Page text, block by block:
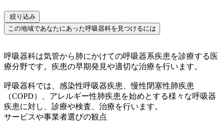
絞り込み
この地域であなたにあった呼吸器科を見つけるには
呼吸器科は気管から肺にかけての呼吸器系疾患を診療する医
療分野です。疾患の早期発見や適切な治療を行います。
呼吸器科では、感染性呼吸器疾患、慢性閉塞性肺疾患
（COPD）、アレルギー性肺疾患を始めとする様々な呼吸器
疾患に対し、診療や検査、治療を行います。
サービスや事業者選びの観点